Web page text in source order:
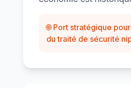
🌐 Port stratégique
du traité de sécurité